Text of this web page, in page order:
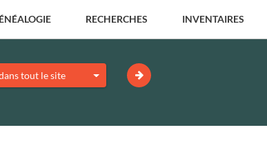
RECHERCHES INVENTAIRES
tout le site